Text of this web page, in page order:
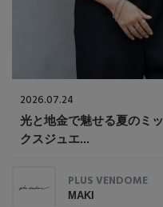
2026.07.24
光と地金で魅せる夏のミッ
クスジュエ...
PLUS VENDOME
MAKI